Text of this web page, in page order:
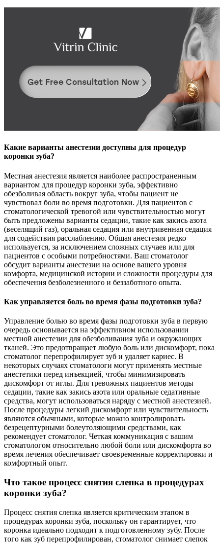
Какие варианты анестезии доступны для процедур
коронки зуба?
Местная анестезия является наиболее распространенным
вариантом для процедур коронки зуба, эффективно
обезболивая область вокруг зуба, чтобы пациент не
чувствовал боли во время подготовки. Для пациентов с
стоматологической тревогой или чувствительностью могут
быть предложены варианты седации, такие как закись азота
(веселящий газ), оральная седация или внутривенная седация
для содействия расслаблению. Общая анестезия редко
используется, за исключением сложных случаев или для
пациентов с особыми потребностями. Ваш стоматолог
обсудит варианты анестезии на основе вашего уровня
комфорта, медицинской истории и сложности процедуры для
обеспечения безболезненного и беззаботного опыта.
Как управляется боль во время фазы подготовки зуба?
Управление болью во время фазы подготовки зуба в первую
очередь основывается на эффективном использовании
местной анестезии для обезболивания зуба и окружающих
тканей. Это предотвращает любую боль или дискомфорт, пока
стоматолог перепрофилирует зуб и удаляет кариес. В
некоторых случаях стоматологи могут применять местные
анестетики перед инъекцией, чтобы минимизировать
дискомфорт от иглы. Для тревожных пациентов методы
седации, такие как закись азота или оральные седативные
средства, могут использоваться наряду с местной анестезией.
После процедуры легкий дискомфорт или чувствительность
являются обычными, которые можно контролировать
безрецептурными болеутоляющими средствами, как
рекомендует стоматолог. Четкая коммуникация с вашим
стоматологом относительно любой боли или дискомфорта во
время лечения обеспечивает своевременные корректировки и
комфортный опыт.
Что такое процесс снятия слепка в процедурах
коронки зуба?
Процесс снятия слепка является критическим этапом в
процедурах коронки зуба, поскольку он гарантирует, что
коронка идеально подходит к подготовленному зубу. После
того как зуб перепрофилирован, стоматолог снимает слепок